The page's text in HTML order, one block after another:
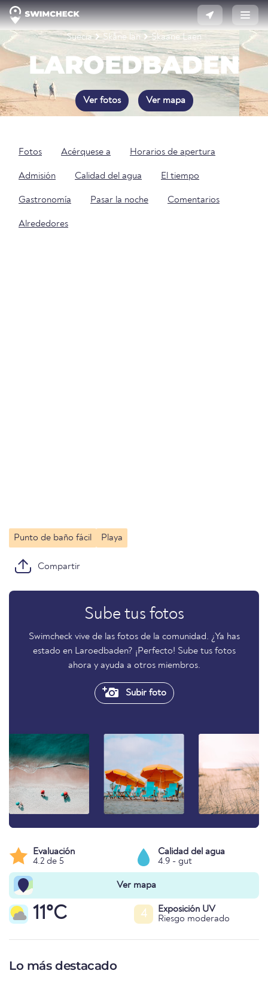
Suecia Skåne län Skaane Laen
LAROEDBADEN
Ver fotos Ver mapa
Fotos Acérquese a Horarios de apertura
Admisión Calidad del agua El tiempo
Gastronomía Pasar la noche Comentarios
Alrededores
Punto de baño fácil Playa
Compartir
Sube tus fotos
Swimcheck vive de las fotos de la comunidad. ¿Ya has
estado en Laroedbaden? ¡Perfecto! Sube tus fotos
ahora y ayuda a otros miembros.
Subir foto
Evaluación
4.2 de 5
Calidad del agua
4.9 - gut
Ver mapa
11°C 4
Exposición UV
Riesgo moderado
Lo más destacado